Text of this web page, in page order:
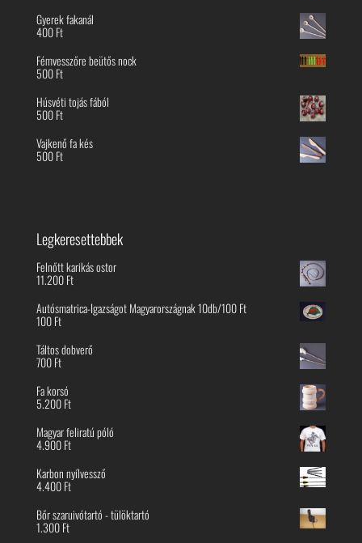
Gyerek fakanál
400Ft
Fémvesszőre beütős nock
500Ft
Húsvéti tojás fából
500Ft
Vajkenő fa kés
500Ft
Legkeresettebbek
Felnőtt karikás ostor
11.200Ft
Autósmatrica-Igazságot Magyarországnak 10db/100 Ft
100Ft
Táltos dobverő
700Ft
Fa korsó
5.200Ft
Magyar feliratú póló
4.900Ft
Karbon nyílvessző
4.400Ft
Bőr szaruivótartó - tülöktartó
1.300Ft